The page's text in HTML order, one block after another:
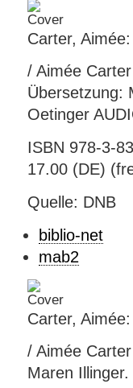
Carter,
/ Aimée
Übersetzung:
Oetinger
ISBN 978-3-
17.00 (DE)
Quelle: DNB
biblio-net
mab2
Carter,
/ Aimée
Maren